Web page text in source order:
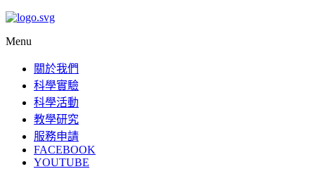
Menu
關於我們
科學實驗
科學活動
教學研究
服務申請
FACEBOOK
YOUTUBE